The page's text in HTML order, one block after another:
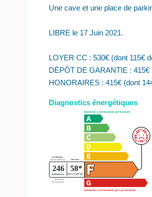
Une cave et une place de
LIBRE le 17 Juin 2021.
LOYER CC : 530€ (dont 115€
DÉPÔT DE GARANTIE : 415€
HONORAIRES : 415€ (dont
Diagnostics énergétiques